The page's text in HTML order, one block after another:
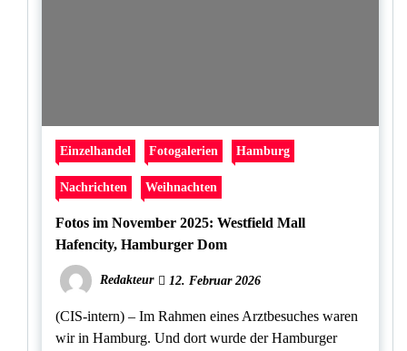
Einzelhandel Fotogalerien Hamburg
Nachrichten Weihnachten
Fotos im November 2025: Westfield Mall
Hafencity, Hamburger Dom
Redakteur 12. Februar 2026
(CIS-intern) – Im Rahmen eines Arztbesuches waren
wir in Hamburg. Und dort wurde der Hamburger